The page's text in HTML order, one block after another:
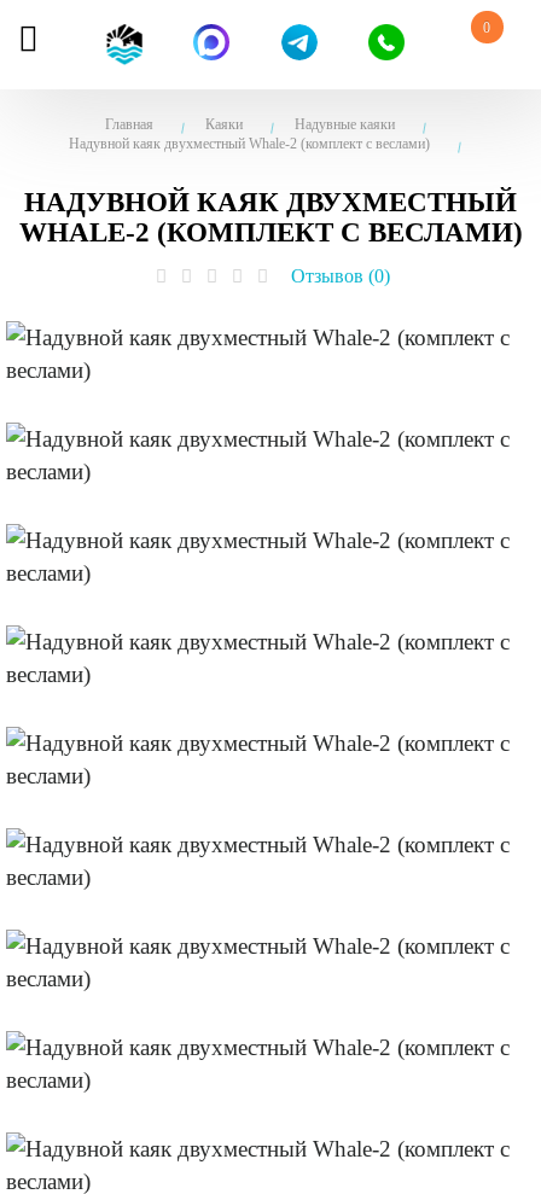
0
Главная Каяки
Надувные каяки
Надувной каяк двухместный Whale-2 (комплект с веслами)
НАДУВНОЙ КАЯК ДВУХМЕСТНЫЙ
WHALE-2 (КОМПЛЕКТ С ВЕСЛАМИ)
Отзывов (0)